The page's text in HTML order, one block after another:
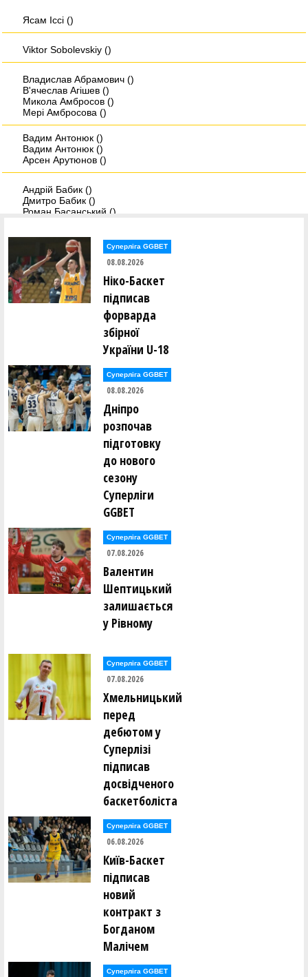
Ясам Iссi ()
Viktor Sobolevskiy ()
Владислав Абрамович ()
В'ячеслав Агішев ()
Микола Амбросов ()
Мері Амбросова ()
Вадим Антонюк ()
Вадим Антонюк ()
Арсен Арутюнов ()
Андрій Бабик ()
Дмитро Бабик ()
Роман Басанський ()
Андрій Біленко ()
Христина Бобанич ()
Дмитро Бовсунюк ()
Микита Богатирьов ()
Віктор Боженар ()
Олександр Буханевич ()
Сергій Варелджан ()
Ілля Вдовенко ()
Олег Винокуров ()
Юрій Вітенко ()
Юрій Вітківський ()
Єлизавета Войнаровська ()
Леонід Войнаровський ()
Максим Воробйов ()
Олександр Гайдамака ()
Михайло Гераськін ()
Олександр Гненюк ()
Аліна Гопей ()
Максим Гопей ()
Денис Грищенко ()
Юрій Гуменков ()
Олексій Гусаковський ()
Володимир Данилків ()
Єгор Дербенцев ()
Федір Добровольский ()
Сергій Долованюк ()
Олександр Доценко ()
Володимир Драбіковський ()
Анастасія Дубова ()
Володимир Євпак ()
Сергій Євстрат'єв ()
Леонід Євстратьєв ()
Антоніна Єгорова ()
Сергій Єльшов ()
Олександр Єрьоменко ()
Олексій Жидков ()
Владислав Закіров ()
Олександр Закревський ()
Валерій Залевський ()
Суперліга GGBET
08.08.2026
Ніко-Баскет
підписав
форварда
збірної
України U-18
Суперліга GGBET
08.08.2026
Дніпро
розпочав
підготовку
до нового
сезону
Суперліги
GGBET
Суперліга GGBET
07.08.2026
Валентин
Шептицький
залишається
у Рівному
Суперліга GGBET
07.08.2026
Хмельницький
перед
дебютом у
Суперлізі
підписав
досвідченого
баскетболіста
Суперліга GGBET
06.08.2026
Київ-Баскет
підписав
новий
контракт з
Богданом
Малічем
Суперліга GGBET